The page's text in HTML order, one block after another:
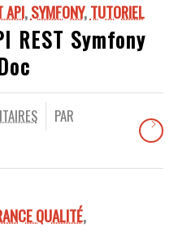
API,SYMFONY,TUTORIEL
REST Symfony
PAR
QUALITÉ,